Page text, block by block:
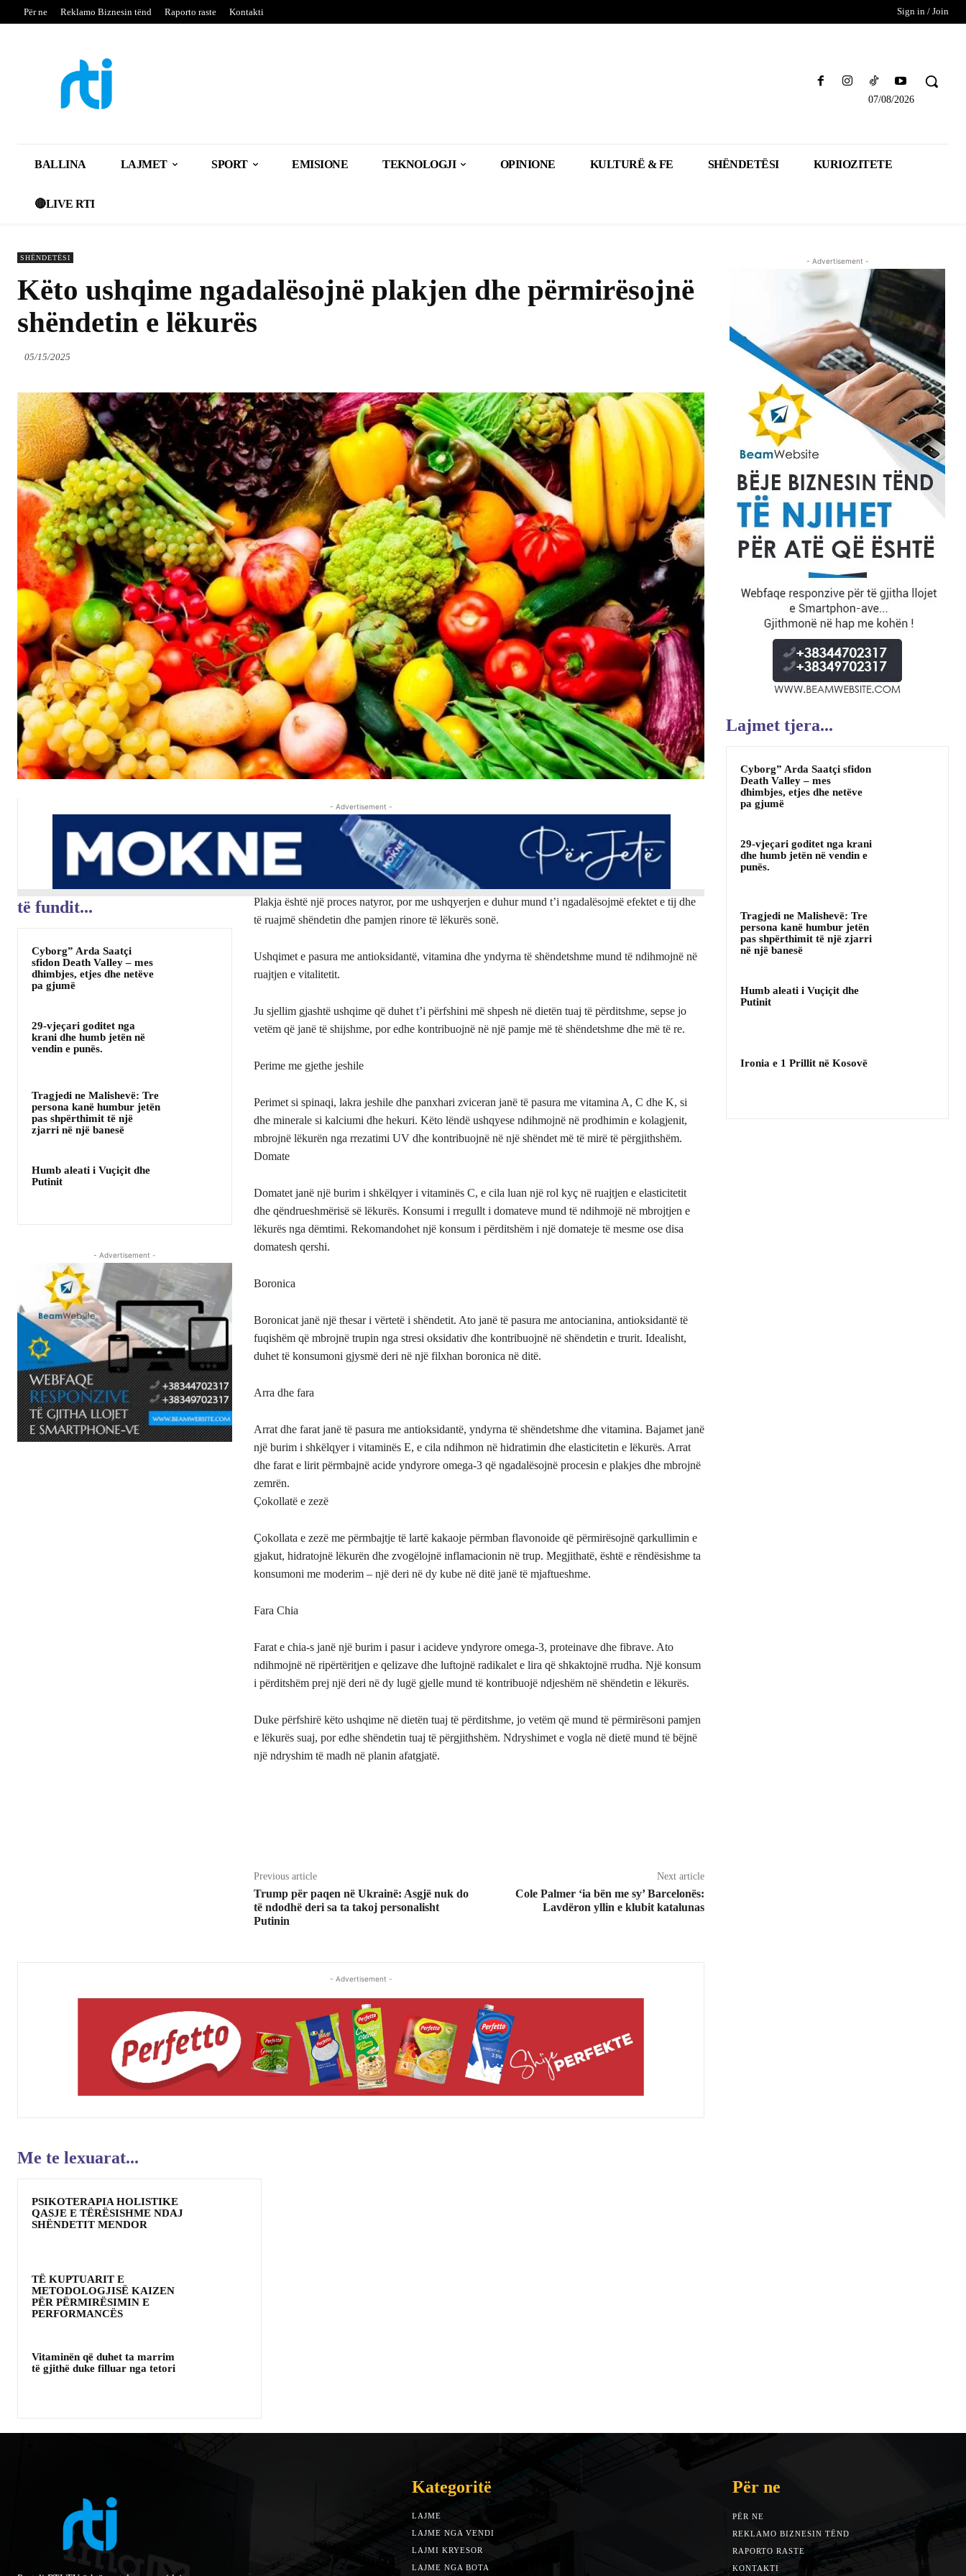
Për ne Reklamo Biznesin tënd Raporto raste Kontakti Sign in / Join
07/08/2026
BALLINA LAJMET SPORT EMISIONE TEKNOLOGJI OPINIONE KULTURË & FE SHËNDETËSI KURIOZITETE
🔴LIVE RTI
SHËNDETËSI
Këto ushqime ngadalësojnë plakjen dhe përmirësojnë
shëndetin e lëkurës
05/15/2025
- Advertisement -
të fundit...
Cyborg” Arda Saatçi
sfidon Death Valley – mes
dhimbjes, etjes dhe netëve
pa gjumë
29-vjeçari goditet nga
krani dhe humb jetën në
vendin e punës.
Tragjedi ne Malishevë: Tre
persona kanë humbur jetën
pas shpërthimit të një
zjarri në një banesë
Humb aleati i Vuçiçit dhe
Putinit
- Advertisement -
Plakja është një proces natyror, por me ushqyerjen e duhur mund t’i ngadalësojmë efektet e tij dhe
të ruajmë shëndetin dhe pamjen rinore të lëkurës sonë.
Ushqimet e pasura me antioksidantë, vitamina dhe yndyrna të shëndetshme mund të ndihmojnë në
ruajtjen e vitalitetit.
Ju sjellim gjashtë ushqime që duhet t’i përfshini më shpesh në dietën tuaj të përditshme, sepse jo
vetëm që janë të shijshme, por edhe kontribuojnë në një pamje më të shëndetshme dhe më të re.
Perime me gjethe jeshile
Perimet si spinaqi, lakra jeshile dhe panxhari zviceran janë të pasura me vitamina A, C dhe K, si
dhe minerale si kalciumi dhe hekuri. Këto lëndë ushqyese ndihmojnë në prodhimin e kolagjenit,
mbrojnë lëkurën nga rrezatimi UV dhe kontribuojnë në një shëndet më të mirë të përgjithshëm.
Domate
Domatet janë një burim i shkëlqyer i vitaminës C, e cila luan një rol kyç në ruajtjen e elasticitetit
dhe qëndrueshmërisë së lëkurës. Konsumi i rregullt i domateve mund të ndihmojë në mbrojtjen e
lëkurës nga dëmtimi. Rekomandohet një konsum i përditshëm i një domateje të mesme ose disa
domatesh qershi.
Boronica
Boronicat janë një thesar i vërtetë i shëndetit. Ato janë të pasura me antocianina, antioksidantë të
fuqishëm që mbrojnë trupin nga stresi oksidativ dhe kontribuojnë në shëndetin e trurit. Idealisht,
duhet të konsumoni gjysmë deri në një filxhan boronica në ditë.
Arra dhe fara
Arrat dhe farat janë të pasura me antioksidantë, yndyrna të shëndetshme dhe vitamina. Bajamet janë
një burim i shkëlqyer i vitaminës E, e cila ndihmon në hidratimin dhe elasticitetin e lëkurës. Arrat
dhe farat e lirit përmbajnë acide yndyrore omega-3 që ngadalësojnë procesin e plakjes dhe mbrojnë
zemrën.
Çokollatë e zezë
Çokollata e zezë me përmbajtje të lartë kakaoje përmban flavonoide që përmirësojnë qarkullimin e
gjakut, hidratojnë lëkurën dhe zvogëlojnë inflamacionin në trup. Megjithatë, është e rëndësishme ta
konsumoni me moderim – një deri në dy kube në ditë janë të mjaftueshme.
Fara Chia
Farat e chia-s janë një burim i pasur i acideve yndyrore omega-3, proteinave dhe fibrave. Ato
ndihmojnë në ripërtëritjen e qelizave dhe luftojnë radikalet e lira që shkaktojnë rrudha. Një konsum
i përditshëm prej një deri në dy lugë gjelle mund të kontribuojë ndjeshëm në shëndetin e lëkurës.
Duke përfshirë këto ushqime në dietën tuaj të përditshme, jo vetëm që mund të përmirësoni pamjen
e lëkurës suaj, por edhe shëndetin tuaj të përgjithshëm. Ndryshimet e vogla në dietë mund të bëjnë
një ndryshim të madh në planin afatgjatë.
Previous article
Trump për paqen në Ukrainë: Asgjë nuk do
të ndodhë deri sa ta takoj personalisht
Putinin
Next article
Cole Palmer ‘ia bën me sy’ Barcelonës:
Lavdëron yllin e klubit katalunas
- Advertisement -
Me te lexuarat...
PSIKOTERAPIA HOLISTIKE
QASJE E TËRËSISHME NDAJ
SHËNDETIT MENDOR
TË KUPTUARIT E
METODOLOGJISË KAIZEN
PËR PËRMIRËSIMIN E
PERFORMANCËS
Vitaminën që duhet ta marrim
të gjithë duke filluar nga tetori
- Advertisement -
Lajmet tjera...
Cyborg” Arda Saatçi sfidon
Death Valley – mes
dhimbjes, etjes dhe netëve
pa gjumë
29-vjeçari goditet nga krani
dhe humb jetën në vendin e
punës.
Tragjedi ne Malishevë: Tre
persona kanë humbur jetën
pas shpërthimit të një zjarri
në një banesë
Humb aleati i Vuçiçit dhe
Putinit
Ironia e 1 Prillit në Kosovë
Kategoritë
LAJME
LAJME NGA VENDI
LAJMI KRYESOR
LAJME NGA BOTA
Për ne
PËR NE
REKLAMO BIZNESIN TËND
RAPORTO RASTE
KONTAKTI